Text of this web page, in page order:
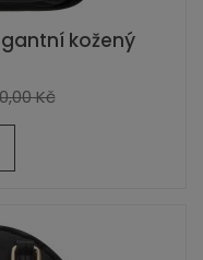
kožený
Kč